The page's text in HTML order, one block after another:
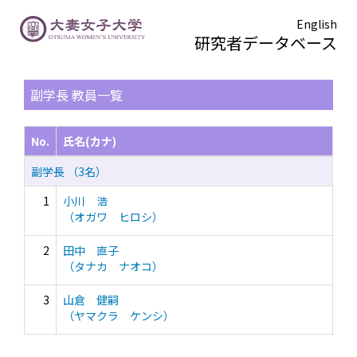
English
研究者データベース
副学長 教員一覧
No.
氏名(カナ)
副学長 （3名）
1
小川 浩
（オガワ ヒロシ）
2
田中 直子
（タナカ ナオコ）
3
山倉 健嗣
（ヤマクラ ケンシ）